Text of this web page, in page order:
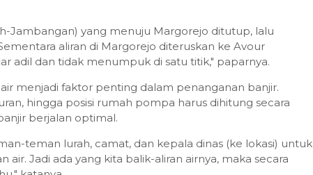
Jambangan) yang menuju Margorejo ditutup, lalu
aliran di Margorejo diteruskan ke Avour
adil dan tidak menumpuk di satu titik," paparnya.
menjadi faktor penting dalam penanganan banjir.
hingga posisi rumah pompa harus dihitung secara
berjalan optimal.
teman lurah, camat, dan kepala dinas (ke lokasi) untuk
air. Jadi ada yang kita balik-aliran airnya, maka secara